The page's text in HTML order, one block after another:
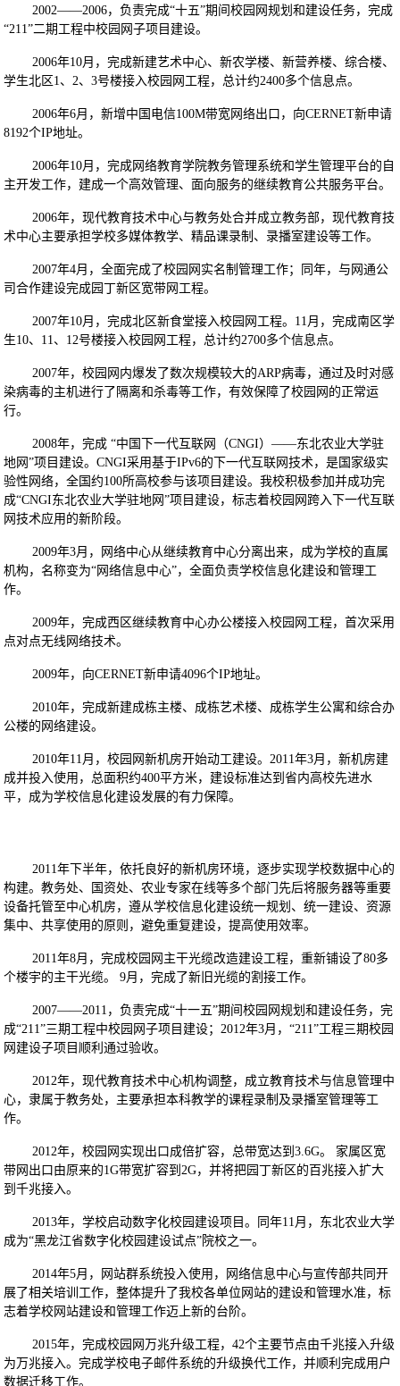
2002——2006，负责完成“十五”期间校园网规划和建设任务，完成
“211”二期工程中校园网子项目建设。
2006年10月，完成新建艺术中心、新农学楼、新营养楼、综合楼、
学生北区1、2、3号楼接入校园网工程，总计约2400多个信息点。
2006年6月，新增中国电信100M带宽网络出口，向CERNET新申请
8192个IP地址。
2006年10月，完成网络教育学院教务管理系统和学生管理平台的自
主开发工作，建成一个高效管理、面向服务的继续教育公共服务平台。
2006年，现代教育技术中心与教务处合并成立教务部，现代教育技
术中心主要承担学校多媒体教学、精品课录制、录播室建设等工作。
2007年4月，全面完成了校园网实名制管理工作；同年，与网通公
司合作建设完成园丁新区宽带网工程。
2007年10月，完成北区新食堂接入校园网工程。11月，完成南区学
生10、11、12号楼接入校园网工程，总计约2700多个信息点。
2007年，校园网内爆发了数次规模较大的ARP病毒，通过及时对感
染病毒的主机进行了隔离和杀毒等工作，有效保障了校园网的正常运
行。
2008年，完成 “中国下一代互联网（CNGI）——东北农业大学驻
地网”项目建设。CNGI采用基于IPv6的下一代互联网技术，是国家级实
验性网络，全国约100所高校参与该项目建设。我校积极参加并成功完
成“CNGI东北农业大学驻地网”项目建设，标志着校园网跨入下一代互联
网技术应用的新阶段。
2009年3月，网络中心从继续教育中心分离出来，成为学校的直属
机构，名称变为“网络信息中心”，全面负责学校信息化建设和管理工
作。
2009年，完成西区继续教育中心办公楼接入校园网工程，首次采用
点对点无线网络技术。
2009年，向CERNET新申请4096个IP地址。
2010年，完成新建成栋主楼、成栋艺术楼、成栋学生公寓和综合办
公楼的网络建设。
2010年11月，校园网新机房开始动工建设。2011年3月，新机房建
成并投入使用，总面积约400平方米，建设标准达到省内高校先进水
平，成为学校信息化建设发展的有力保障。
2011年下半年，依托良好的新机房环境，逐步实现学校数据中心的
构建。教务处、国资处、农业专家在线等多个部门先后将服务器等重要
设备托管至中心机房，遵从学校信息化建设统一规划、统一建设、资源
集中、共享使用的原则，避免重复建设，提高使用效率。
2011年8月，完成校园网主干光缆改造建设工程，重新铺设了80多
个楼宇的主干光缆。 9月，完成了新旧光缆的割接工作。
2007——2011，负责完成“十一五”期间校园网规划和建设任务，完
成“211”三期工程中校园网子项目建设；2012年3月，“211”工程三期校园
网建设子项目顺利通过验收。
2012年，现代教育技术中心机构调整，成立教育技术与信息管理中
心，隶属于教务处，主要承担本科教学的课程录制及录播室管理等工
作。
2012年，校园网实现出口成倍扩容，总带宽达到3.6G。 家属区宽
带网出口由原来的1G带宽扩容到2G，并将把园丁新区的百兆接入扩大
到千兆接入。
2013年，学校启动数字化校园建设项目。同年11月，东北农业大学
成为“黑龙江省数字化校园建设试点”院校之一。
2014年5月，网站群系统投入使用，网络信息中心与宣传部共同开
展了相关培训工作，整体提升了我校各单位网站的建设和管理水准，标
志着学校网站建设和管理工作迈上新的台阶。
2015年，完成校园网万兆升级工程，42个主要节点由千兆接入升级
为万兆接入。完成学校电子邮件系统的升级换代工作，并顺利完成用户
数据迁移工作。